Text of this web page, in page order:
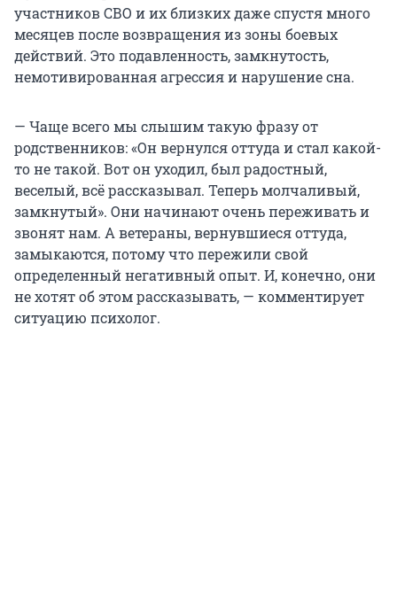
участников СВО и их близких даже спустя много
месяцев после возвращения из зоны боевых
действий. Это подавленность, замкнутость,
немотивированная агрессия и нарушение сна.
— Чаще всего мы слышим такую фразу от
родственников: «Он вернулся оттуда и стал какой-
то не такой. Вот он уходил, был радостный,
веселый, всё рассказывал. Теперь молчаливый,
замкнутый». Они начинают очень переживать и
звонят нам. А ветераны, вернувшиеся оттуда,
замыкаются, потому что пережили свой
определенный негативный опыт. И, конечно, они
не хотят об этом рассказывать, — комментирует
ситуацию психолог.